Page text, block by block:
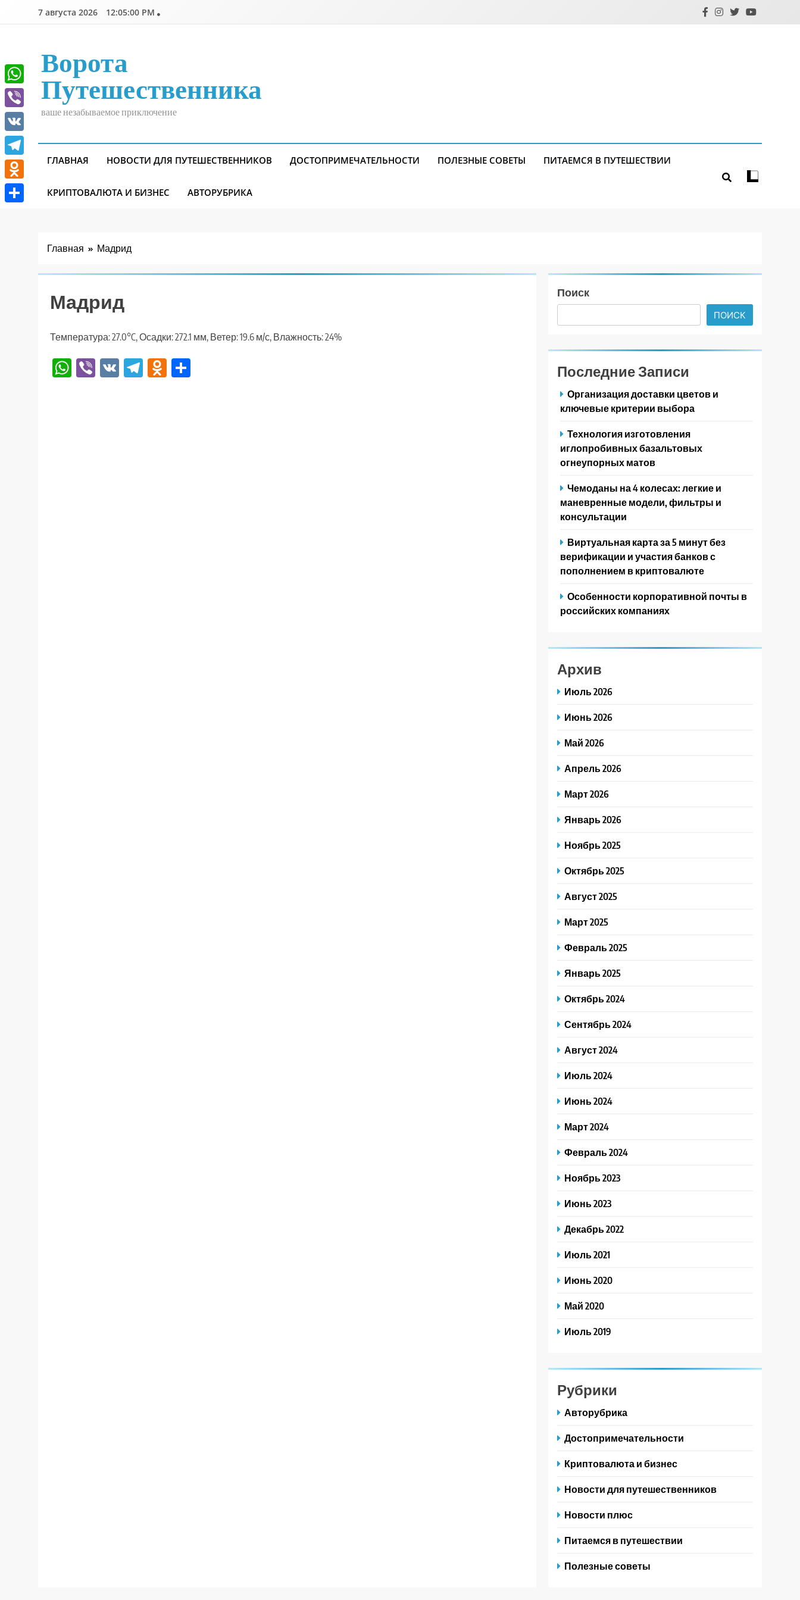
7 августа 2026 12:05:00 PM
Ворота
Путешественника
ваше незабываемое приключение
ГЛАВНАЯ НОВОСТИ ДЛЯ ПУТЕШЕСТВЕННИКОВ ДОСТОПРИМЕЧАТЕЛЬНОСТИ ПОЛЕЗНЫЕ СОВЕТЫ ПИТАЕМСЯ В ПУТЕШЕСТВИИ
КРИПТОВАЛЮТА И БИЗНЕС АВТОРУБРИКА
Главная Мадрид
Мадрид
Температура: 27.0°C, Осадки: 272.1 мм, Ветер: 19.6 м/с, Влажность: 24%
WhatsApp
Viber
VK TelegramOdnoklassniki
Поиск
ПОИСК
Последние Записи
Организация доставки цветов и
ключевые критерии выбора
Технология изготовления
иглопробивных базальтовых
огнеупорных матов
Чемоданы на 4 колесах: легкие и
маневренные модели, фильтры и
консультации
Виртуальная карта за 5 минут без
верификации и участия банков с
пополнением в криптовалюте
Особенности корпоративной почты в
российских компаниях
Архив
Июль 2026
Июнь 2026
Май 2026
Апрель 2026
Март 2026
Январь 2026
Ноябрь 2025
Октябрь 2025
Август 2025
Март 2025
Февраль 2025
Январь 2025
Октябрь 2024
Сентябрь 2024
Август 2024
Июль 2024
Июнь 2024
Март 2024
Февраль 2024
Ноябрь 2023
Июнь 2023
Декабрь 2022
Июль 2021
Июнь 2020
Май 2020
Июль 2019
Рубрики
Авторубрика
Достопримечательности
Криптовалюта и бизнес
Новости для путешественников
Новости плюс
Питаемся в путешествии
Полезные советы
WhatsApp
Viber
VK
Telegram
Odnoklassniki